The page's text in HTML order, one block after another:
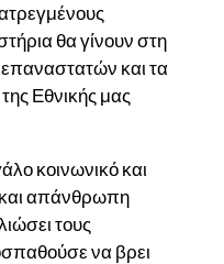
θα γίνουν στη
και τα
Εθνικής μας
κοινωνικό και
απάνθρωπη
τους
να βρει